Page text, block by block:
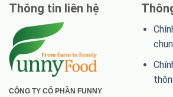
Thông tin liên hệ
CÔNG TY CỔ PHẦN FUNNY